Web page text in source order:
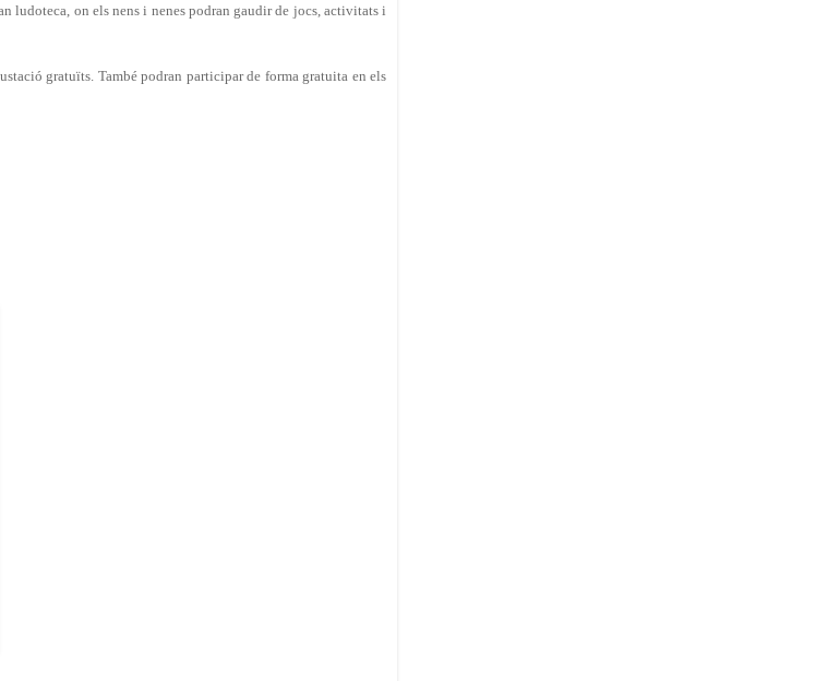
ludoteca, on els nens i nenes podran gaudir de jocs, activitats i
gratuïts. També podran participar de forma gratuita en els